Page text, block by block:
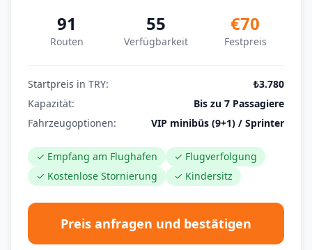
91
Routen
55
Verfügbarkeit
€70
Festpreis
Startpreis in TRY:
₺3.780
Kapazität:
Bis zu 7 Passagiere
Fahrzeugoptionen:
VIP minibüs (9+1) / Sprinter
✓ Empfang am Flughafen
✓ Flugverfolgung
✓ Kostenlose Stornierung
✓ Kindersitz
Preis anfragen und bestätigen